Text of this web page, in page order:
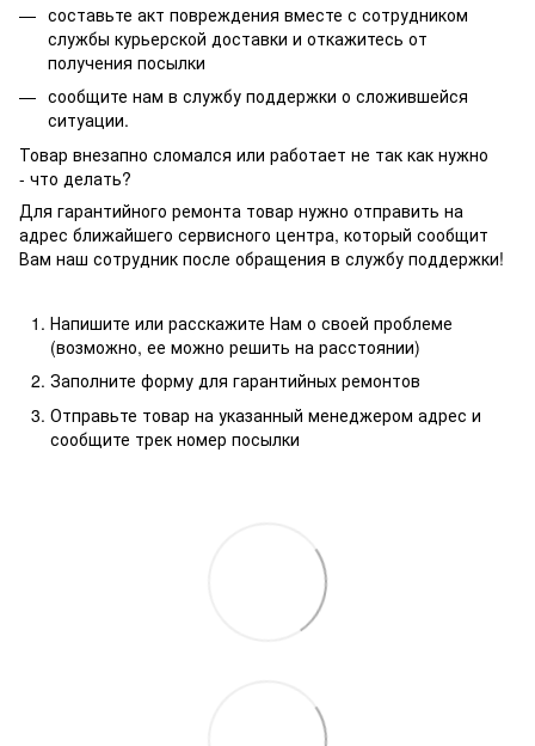
составьте акт повреждения вместе с сотрудником
службы курьерской доставки и откажитесь от
получения посылки
сообщите нам в службу поддержки о сложившейся
ситуации.
Товар внезапно сломался или работает не так как нужно
- что делать?
Для гарантийного ремонта товар нужно отправить на
адрес ближайшего сервисного центра, который сообщит
Вам наш сотрудник после обращения в службу поддержки!
Напишите или расскажите Нам о своей проблеме
(возможно, ее можно решить на расстоянии)
Заполните форму для гарантийных ремонтов
Отправьте товар на указанный менеджером адрес и
сообщите трек номер посылки